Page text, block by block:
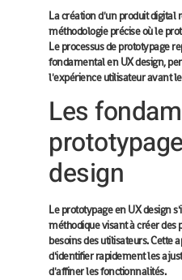
La création d'un produit digital
méthodologie précise où le
Le processus de prototypage
fondamental en UX design,
l'expérience utilisateur avant
Les
design
Le prototypage en UX design
méthodique visant à créer des
besoins des utilisateurs. Cette
d'identifier rapidement les
d'affiner les fonctionnalités.